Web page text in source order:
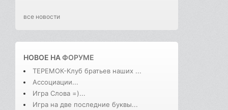
все новости
НОВОЕ НАФОРУМЕ
ТЕРЕМОК-Клуб братьев наших ...
Ассоциации...
Игра Слова =)...
Игра на две последние буквы...